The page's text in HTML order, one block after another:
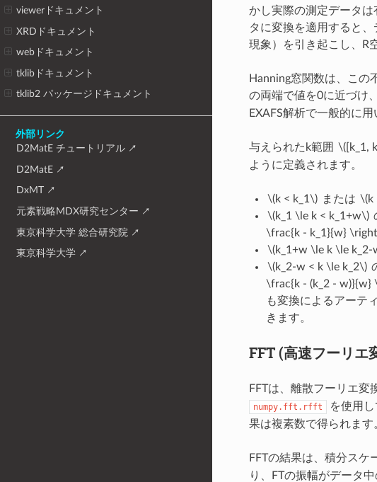
viewerドキュメント
XRDドキュメント
webドキュメント
tklibドキュメント
tklib2 パッケージドキュメント
外部リンク
D2MatE チュートリアル
D2MatE
DxMT
元素戦略MDX研究センター
東京科学大学 総合研究院
東京科学大学
かし実際の測定データは
タに変換を適用すると
現象）を引き起こし、R
Hanning窓関数は、この
の両端で値を0に近づけ
EXAFS解析で一般的に
与えられたk範囲 \([k_1,
ように定義されます。
\(k < k_1\) または \(k
\(k_1 \le k < k_1+w\)
\frac{k - k_1}{w}
\(k_1+w \le k \le k_2-
\(k_2-w < k \le k_2\)
\frac{k - (k_2 -
も変換によるアーテ
きます。
FFT (高速フーリエ
FFTは、離散フーリエ変
numpy.fft.rfft
を使用
果は複素数で得られます
FFTの結果は、積分スケ
り、FTの振幅がデータ